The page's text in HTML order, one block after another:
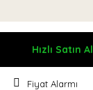
Hızlı Satın Al
Fiyat Alarmı